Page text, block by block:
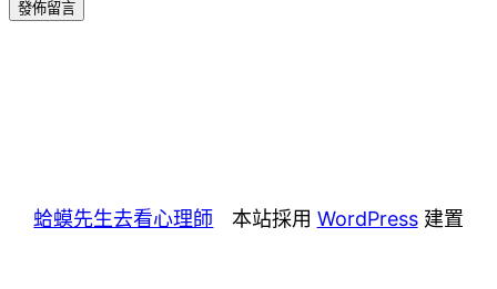
蛤蟆先生去看心理師 本站採用 WordPress建置